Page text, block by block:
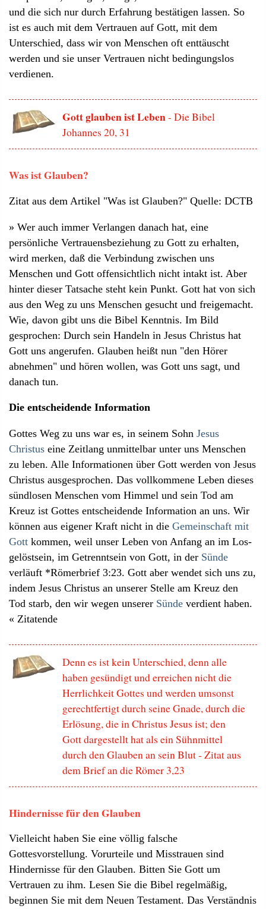
und die sich nur durch Erfahrung bestätigen lassen. So
ist es auch mit dem Vertrauen auf Gott, mit dem
Unterschied, dass wir von Menschen oft enttäuscht
werden und sie unser Vertrauen nicht bedingungslos
verdienen.
Gott glauben ist Leben- Die Bibel
Johannes 20, 31
Was ist Glauben?
Zitat aus dem Artikel "Was ist Glauben?" Quelle: DCTB
» Wer auch immer Verlangen danach hat, eine
persönliche Vertrauensbeziehung zu Gott zu erhalten,
wird merken, daß die Verbindung zwischen uns
Menschen und Gott offensichtlich nicht intakt ist. Aber
hinter dieser Tatsache steht kein Punkt. Gott hat von sich
aus den Weg zu uns Menschen gesucht und freigemacht.
Wie, davon gibt uns die Bibel Kenntnis. Im Bild
gesprochen: Durch sein Handeln in Jesus Christus hat
Gott uns angerufen. Glauben heißt nun "den Hörer
abnehmen" und hören wollen, was Gott uns sagt, und
danach tun.
Die entscheidende Information
Gottes Weg zu uns war es, in seinem Sohn Jesus
Christus eine Zeitlang unmittelbar unter uns Menschen
zu leben. Alle Informationen über Gott werden von Jesus
Christus ausgesprochen. Das vollkommene Leben dieses
sündlosen Menschen vom Himmel und sein Tod am
Kreuz ist Gottes entscheidende Information an uns. Wir
können aus eigener Kraft nicht in die Gemeinschaft mit
Gott kommen, weil unser Leben von Anfang an im Los-
gelöstsein, im Getrenntsein von Gott, in der Sünde
verläuft *Römerbrief 3:23. Gott aber wendet sich uns zu,
indem Jesus Christus an unserer Stelle am Kreuz den
Tod starb, den wir wegen unserer Sünde verdient haben.
« Zitatende
Denn es ist kein Unterschied, denn alle
haben gesündigt und erreichen nicht die
Herrlichkeit Gottes und werden umsonst
gerechtfertigt durch seine Gnade, durch die
Erlösung, die in Christus Jesus ist; den
Gott dargestellt hat als ein Sühnmittel
durch den Glauben an sein Blut - Zitat aus
dem Brief an die Römer 3,23
Hindernisse für den Glauben
Vielleicht haben Sie eine völlig falsche
Gottesvorstellung. Vorurteile und Misstrauen sind
Hindernisse für den Glauben. Bitten Sie Gott um
Vertrauen zu ihm. Lesen Sie die Bibel regelmäßig,
beginnen Sie mit dem Neuen Testament. Das Verständnis